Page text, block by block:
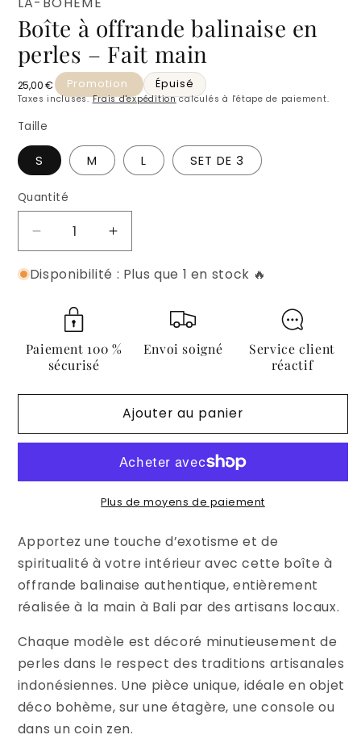
fenêtre
modale
Boîte à offrande balinaise en
perles – Fait main
Prix habituel
25,00 € Promotion Épuisé
Taxes incluses.Frais d'expéditioncalculés à l'étape de paiement.
Taille
S M L SET DE 3
Quantité
Quantité
Réduire
la
quantité
Boîte
offrande
balinaise
perles
Fait
Augmenter
la
quantité
offrande
perles
Fait
Disponibilité : Plus que 1 en stock 🔥
Paiement 100 %
sécurisé
Envoi soigné
Service client
réactif
Ajouter au panier
Plus de moyens de paiement
Apportez une touche d’exotisme et de
spiritualité à votre intérieur avec cette boîte à
offrande balinaise authentique, entièrement
réalisée à la main à Bali par des artisans locaux.
Chaque modèle est décoré minutieusement de
perles dans le respect des traditions artisanales
indonésiennes. Une pièce unique, idéale en objet
déco bohème, sur une étagère, une console ou
dans un coin zen.